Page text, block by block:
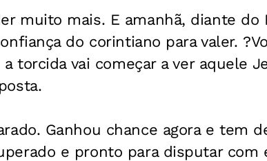
muito mais. E amanhã, diante do
do corintiano para valer.
torcida vai começar a ver aquele
Ganhou chance agora e tem
e pronto para disputar com